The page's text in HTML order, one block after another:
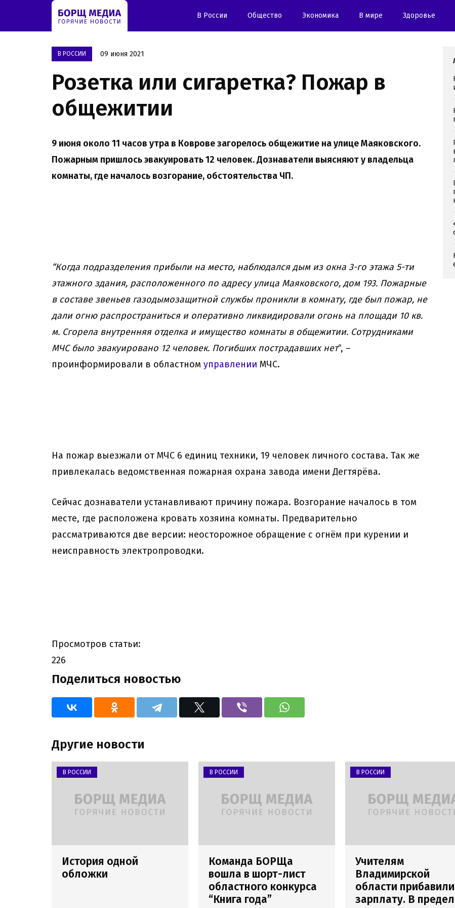
В России Oбщество Экономика В мире Здоровье
В РОССИИ 09 июня 2021
Розетка или сигаретка? Пожар в
общежитии
9 июня около 11 часов утра в Коврове загорелось общежитие на улице Маяковского.
Пожарным пришлось эвакуировать 12 человек. Дознаватели выясняют у владельца
комнаты, где началось возгорание, обстоятельства ЧП.
“Когда подразделения прибыли на место, наблюдался дым из окна 3-го этажа 5-ти
этажного здания, расположенного по адресу улица Маяковского, дом 193. Пожарные
в составе звеньев газодымозащитной службы проникли в комнату, где был пожар, не
дали огню распространиться и оперативно ликвидировали огонь на площади 10 кв.
м. Сгорела внутренняя отделка и имущество комнаты в общежитии. Сотрудниками
МЧС было эвакуировано 12 человек. Погибших пострадавших нет“, –
проинформировали в областном управлении МЧС.
На пожар выезжали от МЧС 6 единиц техники, 19 человек личного состава. Так же
привлекалась ведомственная пожарная охрана завода имени Дегтярёва.
Сейчас дознаватели устанавливают причину пожара. Возгорание началось в том
месте, где расположена кровать хозяина комнаты. Предварительно
рассматриваются две версии: неосторожное обращение с огнём при курении и
неисправность электропроводки.
Просмотров статьи:
226
Поделиться новостью
Другие новости
В РОССИИ
История одной
обложки
В РОССИИ
Команда БОРЩа
вошла в шорт-лист
областного конкурса
“Книга года”
В РОССИИ
Учителям
Владимирской
области прибавили
зарплату. В